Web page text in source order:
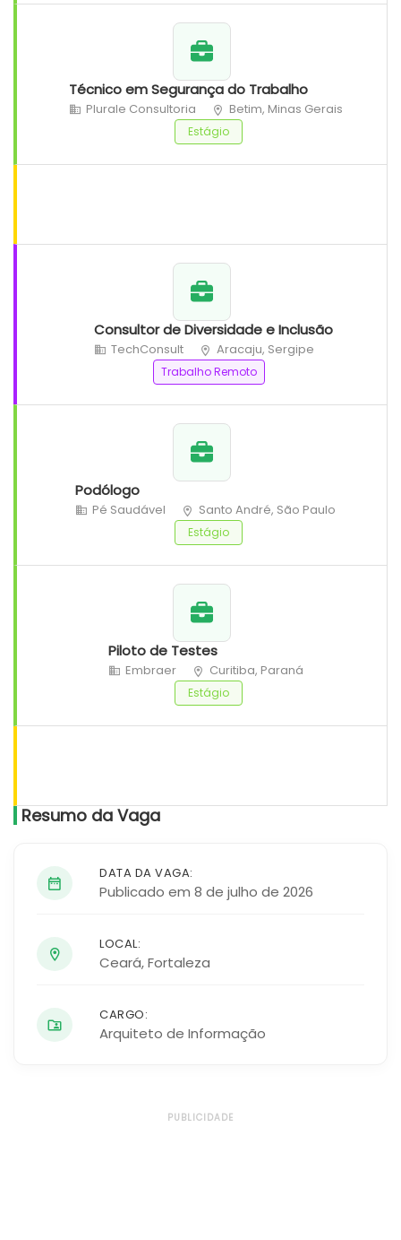
Técnico em Segurança do Trabalho
Plurale Consultoria Betim, Minas Gerais
Estágio
Consultor de Diversidade e Inclusão
TechConsult Aracaju, Sergipe
Trabalho Remoto
Podólogo
Pé Saudável Santo André, São Paulo
Estágio
Piloto de Testes
Embraer Curitiba, Paraná
Estágio
Resumo da Vaga
DATA DA VAGA:
Publicado em 8 de julho de 2026
LOCAL:
Ceará,Fortaleza
CARGO:
Arquiteto de Informação
PUBLICIDADE